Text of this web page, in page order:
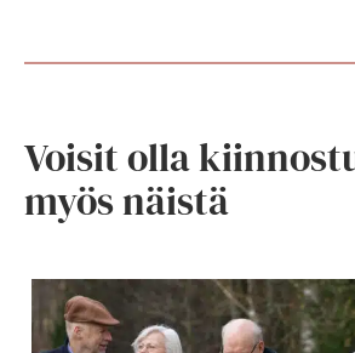
Voisit olla
myös näistä